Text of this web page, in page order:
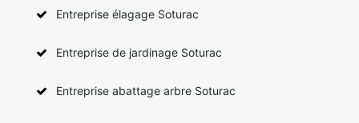
Entreprise élagage Soturac
Entreprise de jardinage Soturac
Entreprise abattage arbre Soturac